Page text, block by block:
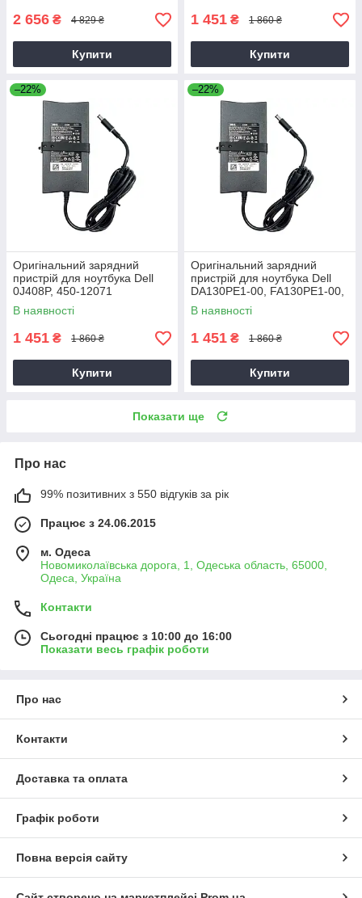
2 656 ₴ 4 829 ₴
Купити
1 451 ₴ 1 860 ₴
Купити
–22%
Оригінальний зарядний
пристрій для ноутбука Dell
0J408P, 450-12071
В наявності
1 451 ₴ 1 860 ₴
Купити
–22%
Оригінальний зарядний
пристрій для ноутбука Dell
DA130PE1-00, FA130PE1-00,
HA130PM160
В наявності
1 451 ₴ 1 860 ₴
Купити
Показати ще
Про нас
99% позитивних з 550 відгуків за рік
Працює з 24.06.2015
м. Одеса
Новомиколаївська дорога, 1, Одеська область, 65000,
Одеса, Україна
Контакти
Сьогодні працює з 10:00 до 16:00
Показати весь графік роботи
Про нас
Контакти
Доставка та оплата
Графік роботи
Повна версія сайту